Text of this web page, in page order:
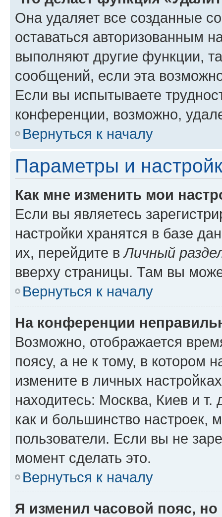
Она удаляет все созданные
оставаться авторизованным
выполняют другие функции,
сообщений, если эта
Если вы испытываете
конференции, возможно,
Вернуться к началу
Параметры и
Как мне изменить мои
Если вы являетесь
настройки хранятся в базе
их, перейдите вЛичный
вверху страницы. Там вы
Вернуться к началу
На конференции
Возможно, отображается
поясу, а не к тому, в котором
измените в личных
находитесь: Москва, Киев и т.
как и большинство настроек,
пользователи. Если вы не
момент сделать это.
Вернуться к началу
Я изменил часовой пояс,